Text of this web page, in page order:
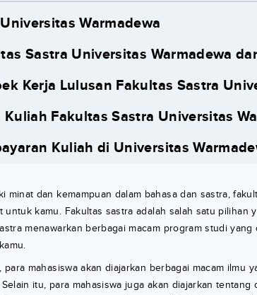
Warmadewa
Sastra Universitas Warmadewa
Kerja Lulusan Fakultas Sastra
Kuliah Fakultas Sastra Universitas
Kuliah di Universitas
minat dan kemampuan dalam bahasa dan sastra,
untuk kamu. Fakultas sastra adalah salah satu pilihan
menawarkan berbagai macam program studi
para mahasiswa akan diajarkan berbagai macam ilmu
itu, para mahasiswa juga akan diajarkan